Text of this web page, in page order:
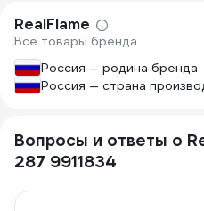
RealFlame
Все товары бренда
Россия — родина бренда
Россия — страна
Вопросы и ответы о
287 9911834